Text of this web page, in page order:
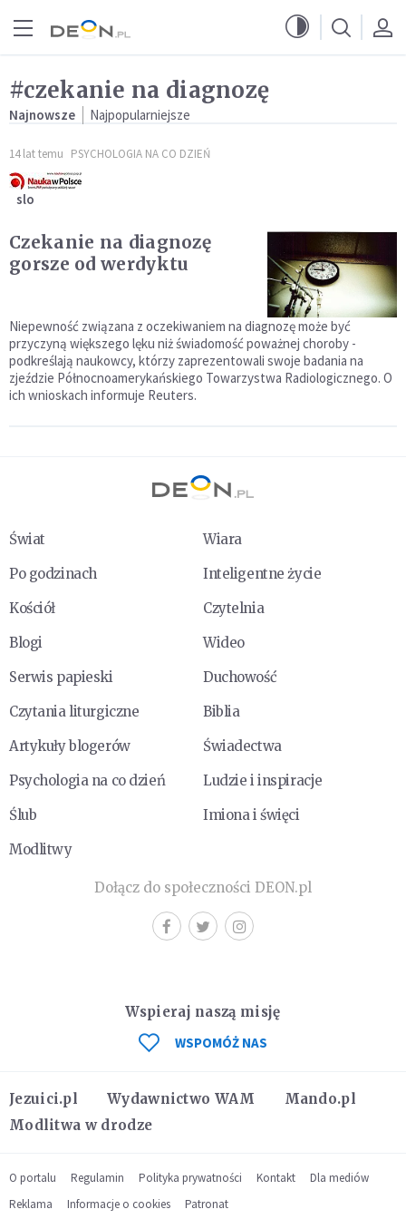
#czekanie na diagnozę
Najnowsze Najpopularniejsze
14 lat temu PSYCHOLOGIA NA CO DZIEŃ
slo
Czekanie na diagnozę
gorsze od werdyktu
Niepewność związana z oczekiwaniem na diagnozę może być
przyczyną większego lęku niż świadomość poważnej choroby -
podkreślają naukowcy, którzy zaprezentowali swoje badania na
zjeździe Północnoamerykańskiego Towarzystwa Radiologicznego. O
ich wnioskach informuje Reuters.
Świat
Wiara
Po godzinach
Inteligentne życie
Kościół
Czytelnia
Blogi
Wideo
Serwis papieski
Duchowość
Czytania liturgiczne
Biblia
Artykuły blogerów
Świadectwa
Psychologia na co dzień
Ludzie i inspiracje
Ślub
Imiona i święci
Modlitwy
Dołącz do społeczności DEON.pl
Jezuici.pl Wydawnictwo WAM
Mando.pl
Modlitwa w drodze
Wspieraj naszą misję
WSPOMÓŻ NAS
O portalu Regulamin Polityka prywatności Kontakt
Dla mediów
Reklama
Informacje o cookies Patronat